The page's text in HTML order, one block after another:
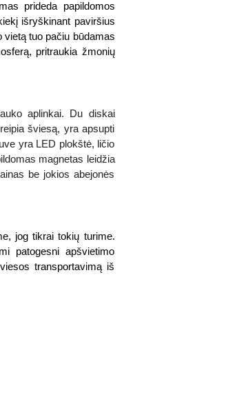
prideda papildomos
išryškinant paviršius
tuo pačiu būdamas
pritraukia žmonių
aplinkai. Du diskai
šviesą, yra apsupti
yra LED plokštė, ličio
magnetas leidžia
be jokios abejonės
jog tikrai tokių turime.
patogesni apšvietimo
transportavimą iš